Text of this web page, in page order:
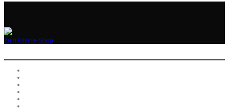
Zum Online-Shop